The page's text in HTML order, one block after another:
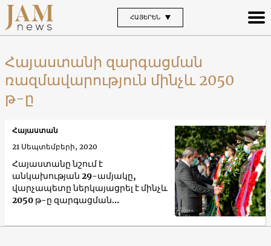
ՀԱՅԵՐԵՆ
Հայաստանի զարգացման
ռազմավարություն մինչև 2050
թ-ը
Հայաստանը նշում է
անկախության 29-ամյակը,
վարչապետը ներկայացրել է մինչև
2050 թ-ը զարգացման
Հայաստան
21 Սեպտեմբերի, 2020